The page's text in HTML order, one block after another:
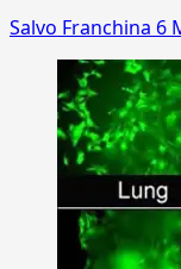
Salvo Franchina 6